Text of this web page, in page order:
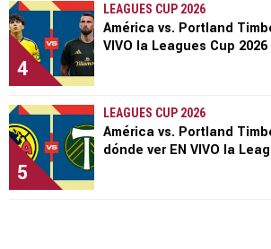
4
LEAGUES CUP 2026
América vs. Portland
VIVO la Leagues Cup 2026
5
LEAGUES CUP 2026
América vs. Portland
dónde ver EN VIVO la